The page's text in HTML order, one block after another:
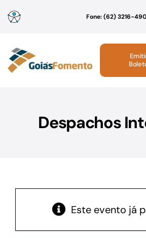
para
conteúdo
Fone: (62) 3216-
Linhas de Crédito
Acesso à Informação
Despachos
Este evento já